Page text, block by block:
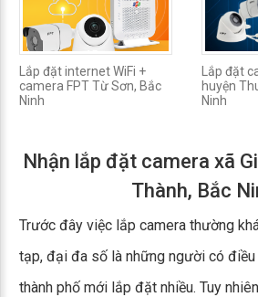
Lắp đặt internet WiFi +
camera FPT Từ Sơn, Bắc
Ninh
Lắp đặt
huyện
Ninh
Nhận lắp đặt camera xã
Thành, Bắc
Trước đây việc lắp camera thường
tạp, đại đa số là những người có
thành phố mới lắp đặt nhiều. Tuy